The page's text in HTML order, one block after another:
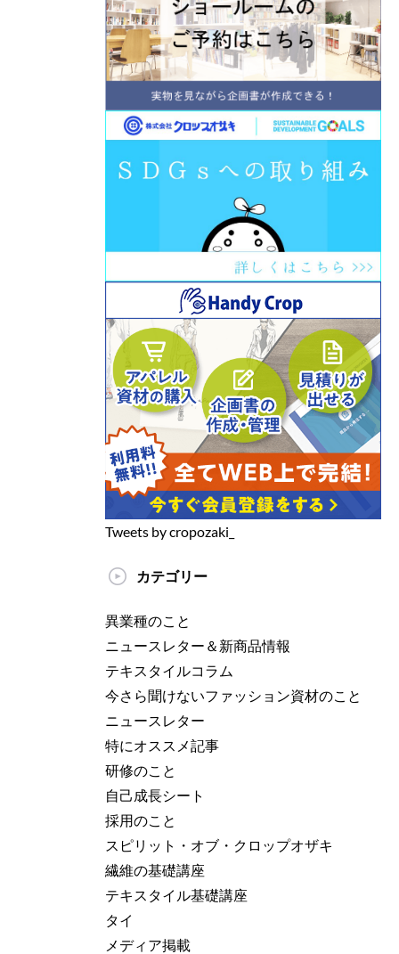
Tweets by cropozaki_
カテゴリー
異業種のこと
ニュースレター＆新商品情報
テキスタイルコラム
今さら聞けないファッション資材のこと
ニュースレター
特にオススメ記事
研修のこと
自己成長シート
採用のこと
スピリット・オブ・クロップオザキ
繊維の基礎講座
テキスタイル基礎講座
タイ
メディア掲載